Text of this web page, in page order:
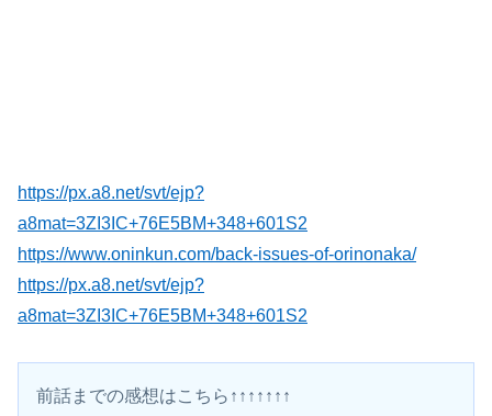
https://px.a8.net/svt/ejp?
a8mat=3ZI3IC+76E5BM+348+601S2
https://www.oninkun.com/back-issues-of-orinonaka/
https://px.a8.net/svt/ejp?
a8mat=3ZI3IC+76E5BM+348+601S2
前話までの感想はこちら↑↑↑↑↑↑↑